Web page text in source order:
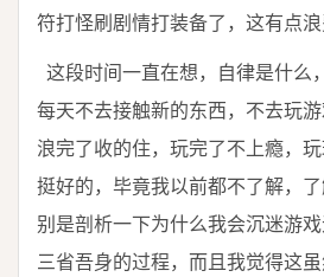
符打怪刷剧情打装备了，这有点浪
这段时间一直在想，自律是什么
每天不去接触新的东西，不去玩
浪完了收的住，玩完了不上瘾，
挺好的，毕竟我以前都不了解，
别是剖析一下为什么我会沉迷游
三省吾身的过程，而且我觉得这